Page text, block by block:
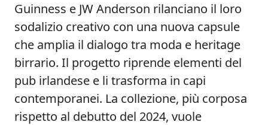
Guinness e JW Anderson rilanciano il loro
sodalizio creativo con una nuova capsule
che amplia il dialogo tra moda e heritage
birrario. Il progetto riprende elementi del
pub irlandese e li trasforma in capi
contemporanei. La collezione, più corposa
rispetto al debutto del 2024, vuole